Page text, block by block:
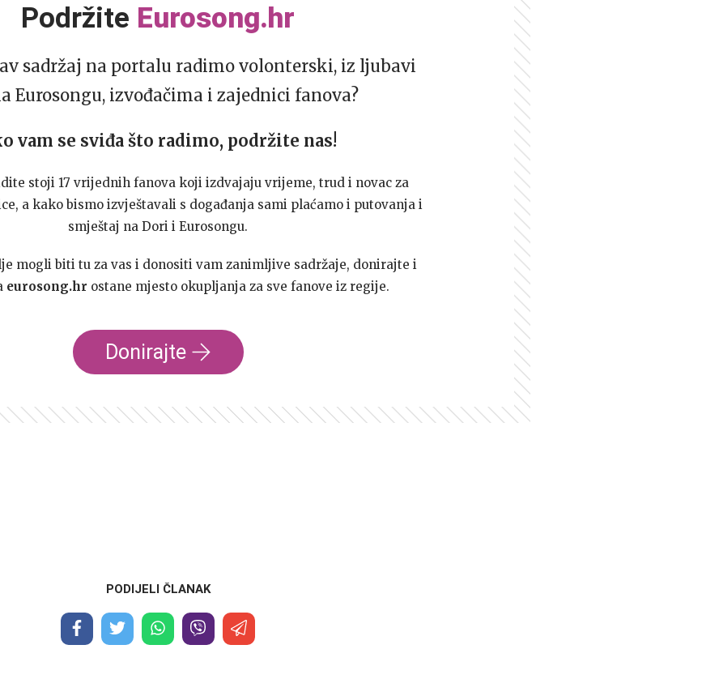
Podržite Eurosong.hr
sadržaj na portalu radimo volonterski, iz ljubavi
Eurosongu, izvođačima i zajednici fanova?
vam se sviđa što radimo, podržite nas!
stoji 17 vrijednih fanova koji izdvajaju vrijeme, trud i novac za
a kako bismo izvještavali s događanja sami plaćamo i putovanja i
smještaj na Dori i Eurosongu.
mogli biti tu za vas i donositi vam zanimljive sadržaje, donirajte i
eurosong.hr ostane mjesto okupljanja za sve fanove iz regije.
Donirajte
PODIJELI ČLANAK